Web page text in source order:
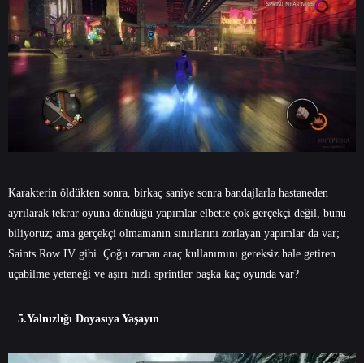
Karakterin öldükten sonra, birkaç saniye sonra bandajlarla hastaneden
ayrılarak tekrar oyuna döndüğü yapımlar elbette çok gerçekçi değil, bunu
biliyoruz; ama gerçekçi olmamanın sınırlarını zorlayan yapımlar da var;
Saints Row IV gibi. Çoğu zaman araç kullanımını gereksiz hale getiren
uçabilme yeteneği ve aşırı hızlı sprintler başka kaç oyunda var?
5.Yalnızlığı Doyasıya Yaşayın